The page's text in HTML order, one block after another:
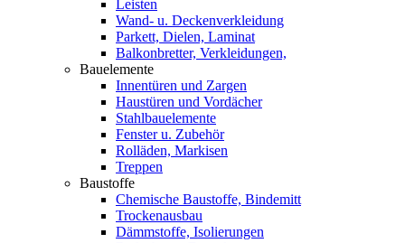
Leisten
Wand- u. Deckenverkleidung
Parkett, Dielen, Laminat
Balkonbretter, Verkleidungen,
Bauelemente
Innentüren und Zargen
Haustüren und Vordächer
Stahlbauelemente
Fenster u. Zubehör
Rolläden, Markisen
Treppen
Baustoffe
Chemische Baustoffe, Bindemitt
Trockenausbau
Dämmstoffe, Isolierungen